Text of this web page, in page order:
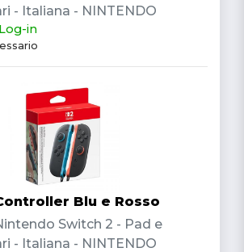
- Italiana - NINTENDO
in
Blu e Rosso
Switch 2 - Pad e
- Italiana - NINTENDO